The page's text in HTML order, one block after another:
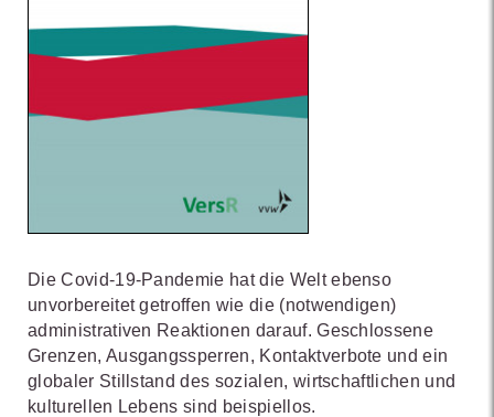
Die Covid-19-Pandemie hat die Welt ebenso
unvorbereitet getroffen wie die (notwendigen)
administrativen Reaktionen darauf. Geschlossene
Grenzen, Ausgangssperren, Kontaktverbote und ein
globaler Stillstand des sozialen, wirtschaftlichen und
kulturellen Lebens sind beispiellos.